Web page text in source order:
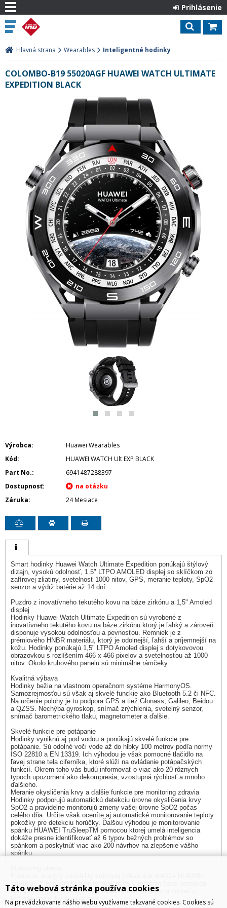
Prihlásenie
Hlavná strana Wearables Inteligentné hodinky
COLOMBO-B19 55020AGF HUAWEI WATCH ULTIMATE
EXPEDITION BLACK
Výrobca
Huawei Wearables
Kód
HUAWEI WATCH Ult EXP BLACK
Part No.
6941487288397
Dostupnosť
Záruka
24 Mesiace
Smart hodinky Huawei Watch Ultimate Expedition ponúkajú štýlový
dizajn, vysokú odolnosť, 1.5" LTPO AMOLED displej so sklíčkom zo
zafírovej zliatiny, svetelnosť 1000 nitov, GPS, meranie teploty, SpO2
senzor a výdrž batérie až 14 dní.
Puzdro z inovatívneho tekutého kovu na báze zirkónu a 1,5" Amoled
displej
Hodinky Huawei Watch Ultimate Expedition sú vyrobené z
inovatívneho tekutého kovu na báze zirkónu ktorý je ľahký a zároveň
disponuje vysokou odolnosťou a pevnosťou. Remniek je z
prémiového HNBR materiálu, ktorý je odolnejší, ľahší a príjemnejší na
kožu. Hodinky ponúkajú 1,5" LTPO Amoled displej s dotykovovou
obrazovkou s rozlíšením 466 x 466 pixelov a svetelnosťou až 1000
nitov. Okolo kruhového panelu sú minimálne rámčeky.
Kvalitná výbava
Hodinky bežia na vlastnom operačnom systéme HarmonyOS.
Samozrejmosťou sú však aj skvelé funckie ako Bluetooth 5.2 či NFC.
Na určenie polohy je tu podpora GPS a tiež Glonass, Galileo, Beidou
a QZSS. Nechýba gyroskop, snímač zrýchlenia, svetelný senzor,
snímač barometrického tlaku, magnetometer a ďalšie.
Skvelé funkcie pre potápanie
Hodinky vyniknú aj pod vodou a ponúkajú skvelé funkcie pre
potápanie. Sú odolné voči vode až do hĺbky 100 metrov podľa normy
ISO 22810 a EN 13319. Ich výhodou je však pomocné tlačidlo na
ľavej strane tela ciferníka, ktoré slúži na ovládanie potápačských
funkcií. Okrem toho vás budú informovať o viac ako 20 rôznych
typoch upozornení ako dekompresia, vzostupná rýchlosť a mnoho
ďalšieho.
Meranie okysličenia krvy a ďalšie funkcie pre monitoring zdravia
Hodinky podporujú automatickú detekciu úrovne okysličenia krvy
SpO2 a pravidelne monitorujú zmeny vašej úrovne SpO2 počas
celého dňa. Určite však oceníte aj automatické monitorovanie teploty
pokožky pre detekciu horúčky. Ďalšou výhodou je monitorovanie
spánku HUAWEI TruSleepTM pomocou ktorej umelá inteligencia
dokáže presne identifikovať až 6 typov bežných problémov so
spánkom a poskytnúť viac ako 200 návrhov na zlepšenie vášho
spánku.
TruRelax™ nepretržite monitorovať stres v reálnom čase pomocou
dychových cvičení, ktoré vám pomôžu uvoľniť stres a zostať v
každodennom živote uvoľnení.
Táto webová stránka používa cookies
Na prevádzkovanie nášho webu využívame takzvané cookies. Cookies sú